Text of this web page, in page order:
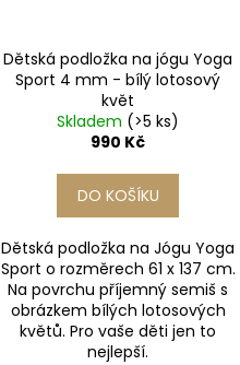
Dětská podložka na jógu Yoga
Sport 4 mm - bílý lotosový
květ
Skladem (>5 ks)
990 Kč
DO KOŠÍKU
Dětská podložka na Jógu Yoga
Sport o rozměrech 61 x 137 cm.
Na povrchu příjemný semiš s
obrázkem bílých lotosových
květů. Pro vaše děti jen to
nejlepší.